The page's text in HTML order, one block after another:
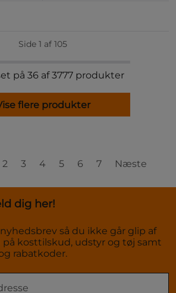
Side 1 af 105
på 36 af 3777 produkter
flere produkter
2 3 4 5 6 7 Næste
dig her!
så du ikke går glip af
kosttilskud, udstyr og tøj samt
rabatkoder.